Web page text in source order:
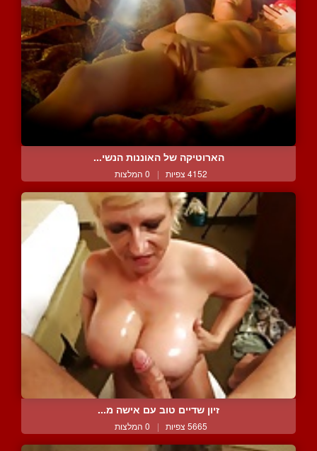
הארוטיקה של האוננות הנשי...
4152 צפיות | 0 המלצות
זיון שדיים טוב עם אישה מ...
5665 צפיות | 0 המלצות